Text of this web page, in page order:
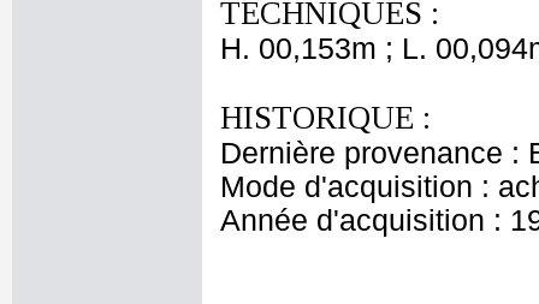
TECHNIQUES :
H. 00,153m ; L.
HISTORIQUE :
Dernière provenance :
Mode d'acquisition :
Année d'acquisition :